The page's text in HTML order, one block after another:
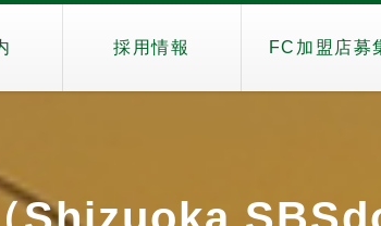
採用情報 FC加盟店募